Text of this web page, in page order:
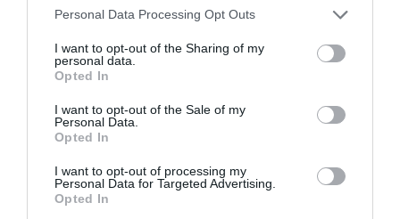
Personal Data Processing Opt Outs
I want to opt-out of the Sharing of my
personal data.
Opted In
I want to opt-out of the Sale of my
Personal Data.
Opted In
I want to opt-out of processing my
Personal Data for Targeted Advertising.
Opted In
Θεοδόσης Μιχαλόπουλος, Διευθύνων Σύμβουλος
Nieves Delgado, Αντιπρόεδρος Πωλήσεων &
Χορηγός Υποστήριξης ΛΟΑΤΚΙ+ για Ισπανία,
Πορτογαλία, Ελλάδα & Ισραήλ, IBM
Βασίλειος Ε. Ψάλτης, Διευθύνων Σύμβουλος, ALPHA
Ειρήνη Νικολοπούλου, Διευθύνουσα Σύμβουλος &
Αντιπρόεδρος Διοικητικού Συμβουλίου,